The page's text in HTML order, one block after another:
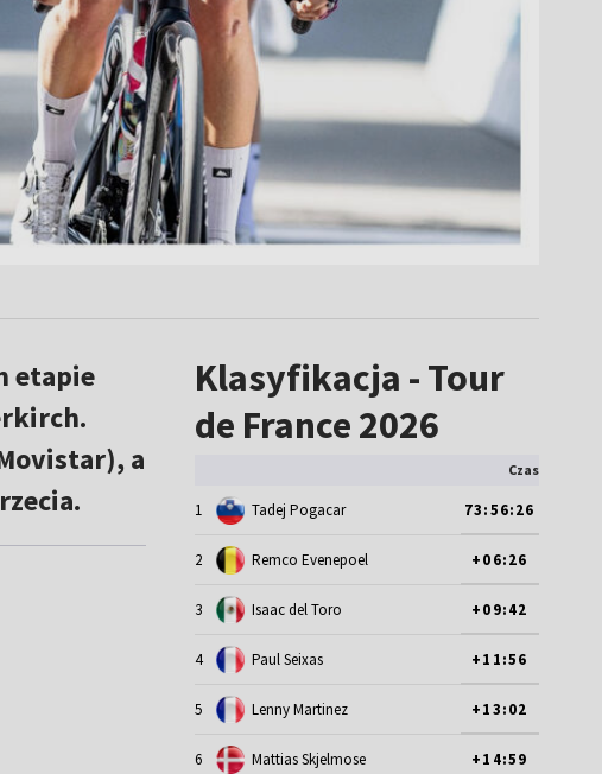
etapie
a
Klasyfikacja - Tour
de France 2026
Czas
1 Tadej Pogacar 73:56:26
2 Remco Evenepoel +06:26
3 Isaac del Toro +09:42
4 Paul Seixas +11:56
5 Lenny Martinez +13:02
6 Mattias Skjelmose +14:59